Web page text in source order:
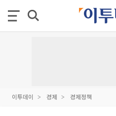
이투데이 경제 경제정책